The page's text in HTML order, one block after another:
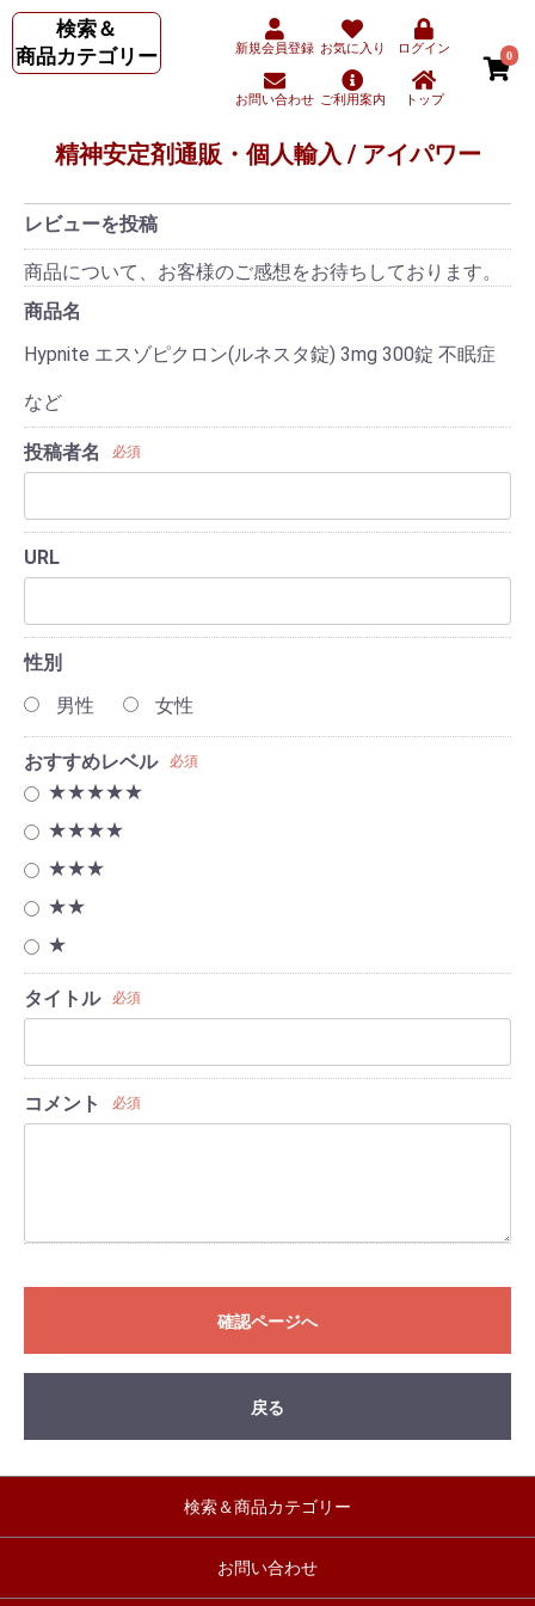
検索＆
商品カテゴリー
新規会員登録 お気に入り ログイン
お問い合わせ ご利用案内 トップ
0
精神安定剤通販・個人輸入 / アイパワー
レビューを投稿
商品について、お客様のご感想をお待ちしております。
商品名
Hypnite エスゾピクロン(ルネスタ錠) 3mg 300錠 不眠症
など
投稿者名 必須
URL
性別
男性
女性
おすすめレベル 必須
★★★★★
★★★★
★★★
★★
★
タイトル 必須
コメント 必須
確認ページへ
戻る
検索＆商品カテゴリー
お問い合わせ